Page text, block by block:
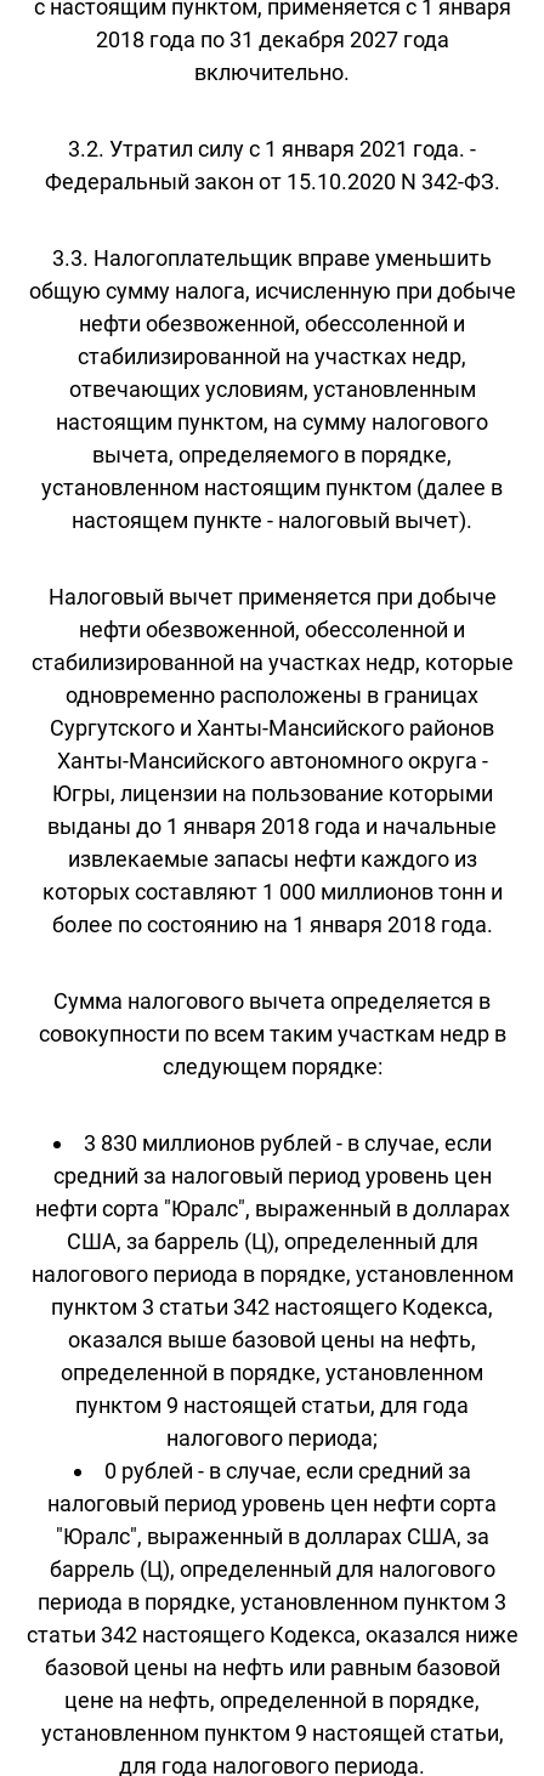
с настоящим пунктом, применяется с 1 января
2018 года по 31 декабря 2027 года
включительно.
3.2. Утратил силу с 1 января 2021 года. -
Федеральный закон от 15.10.2020 N 342-ФЗ.
3.3. Налогоплательщик вправе уменьшить
общую сумму налога, исчисленную при добыче
нефти обезвоженной, обессоленной и
стабилизированной на участках недр,
отвечающих условиям, установленным
настоящим пунктом, на сумму налогового
вычета, определяемого в порядке,
установленном настоящим пунктом (далее в
настоящем пункте - налоговый вычет).
Налоговый вычет применяется при добыче
нефти обезвоженной, обессоленной и
стабилизированной на участках недр, которые
одновременно расположены в границах
Сургутского и Ханты-Мансийского районов
Ханты-Мансийского автономного округа -
Югры, лицензии на пользование которыми
выданы до 1 января 2018 года и начальные
извлекаемые запасы нефти каждого из
которых составляют 1 000 миллионов тонн и
более по состоянию на 1 января 2018 года.
Сумма налогового вычета определяется в
совокупности по всем таким участкам недр в
следующем порядке:
3 830 миллионов рублей - в случае, если
средний за налоговый период уровень цен
нефти сорта "Юралс", выраженный в долларах
США, за баррель (Ц), определенный для
налогового периода в порядке, установленном
пунктом 3 статьи 342 настоящего Кодекса,
оказался выше базовой цены на нефть,
определенной в порядке, установленном
пунктом 9 настоящей статьи, для года
налогового периода;
0 рублей - в случае, если средний за
налоговый период уровень цен нефти сорта
"Юралс", выраженный в долларах США, за
баррель (Ц), определенный для налогового
периода в порядке, установленном пунктом 3
статьи 342 настоящего Кодекса, оказался ниже
базовой цены на нефть или равным базовой
цене на нефть, определенной в порядке,
установленном пунктом 9 настоящей статьи,
для года налогового периода.